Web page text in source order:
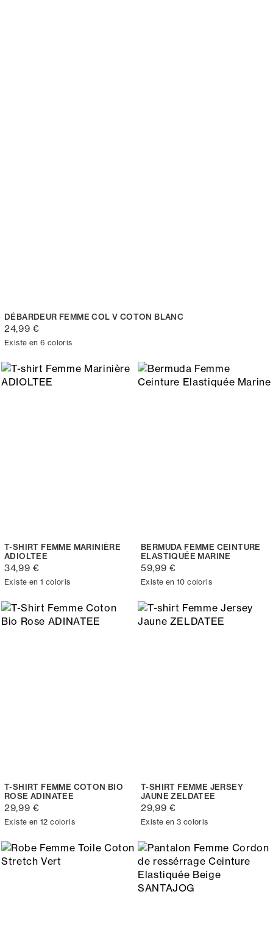
DÉBARDEUR FEMME COL V COTON BLANC
24,99 €
Existe en 6 coloris
T-SHIRT FEMME MARINIÈRE
ADIOLTEE
34,99 €
Existe en 1 coloris
BERMUDA FEMME CEINTURE
ELASTIQUÉE MARINE
59,99 €
Existe en 10 coloris
T-SHIRT FEMME COTON BIO
ROSE ADINATEE
29,99 €
Existe en 12 coloris
T-SHIRT FEMME JERSEY
JAUNE ZELDATEE
29,99 €
Existe en 3 coloris